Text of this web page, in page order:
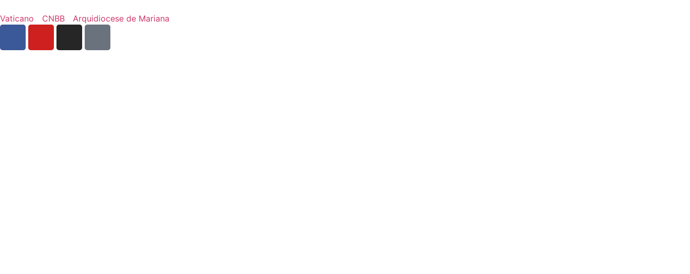
Vaticano CNBB Arquidiocese de Mariana